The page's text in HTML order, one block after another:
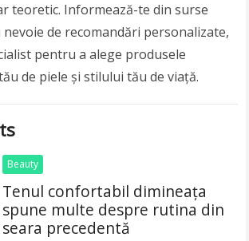
teoretic. Informează-te din surse
nevoie de recomandări personalizate,
pentru a alege produsele
de piele și stilului tău de viață.
Beauty
Tenul confortabil dimineața
spune multe despre rutina din
seara precedentă